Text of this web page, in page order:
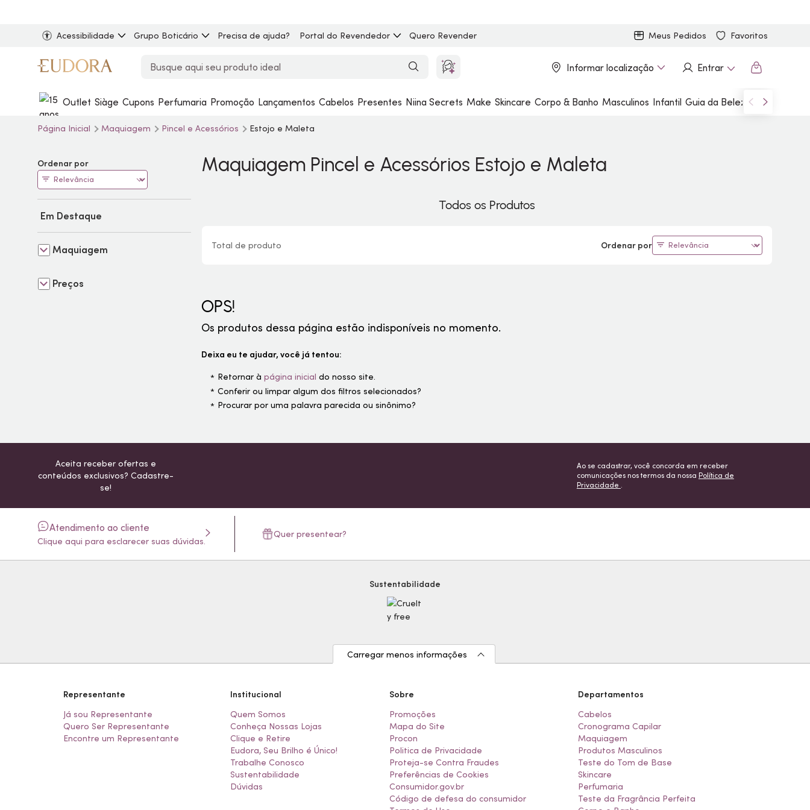
Acessibilidade Grupo Boticário Precisa de ajuda? Portal do Revendedor Quero Revender Meus Pedidos Favoritos
Informar localização Entrar
Outlet Siàge Cupons Perfumaria Promoção Lançamentos Cabelos Presentes Niina Secrets Make Skincare Corpo & Banho Masculinos Infantil Guia da Beleza Marcas
Página Inicial Maquiagem Pincel e Acessórios Estojo e Maleta
Maquiagem Pincel e Acessórios Estojo e Maleta
Todos os Produtos
Total deproduto Ordenar por
OPS!
Os produtos dessa página estão indisponíveis no momento.
Deixa eu te ajudar, você já tentou:
Retornar àpágina inicial do nosso site.
Conferir ou limpar algum dos filtros selecionados?
Procurar por uma palavra parecida ou sinônimo?
Ordenar por
Em Destaque
Maquiagem
Preços
Aceita receber ofertas e
conteúdos exclusivos? Cadastre-
se!
Ao se cadastrar, você concorda em receber
comunicações nos termos da nossa Política de
Privacidade .
Atendimento ao cliente
Clique aqui para esclarecer suas dúvidas.
Quer presentear?
Sustentabilidade
Carregar menos informações
Representante
Já sou Representante
Quero Ser Representante
Encontre um Representante
Institucional
Quem Somos
Conheça Nossas Lojas
Clique e Retire
Eudora, Seu Brilho é Único!
Trabalhe Conosco
Sustentabilidade
Dúvidas
Sobre
Promoções
Mapa do Site
Procon
Politica de Privacidade
Proteja-se Contra Fraudes
Preferências de Cookies
Consumidor.gov.br
Código de defesa do consumidor
Departamentos
Cabelos
Cronograma Capilar
Maquiagem
Produtos Masculinos
Teste do Tom de Base
Skincare
Perfumaria
Teste da Fragrância Perfeita